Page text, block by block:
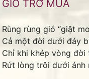
GIÓ TRỞ MÙA
Rùng rùng gió “giật
Cả một đời dưới đáy
Chỉ khi khép vòng đời
Rứt lòng trôi dưới ánh